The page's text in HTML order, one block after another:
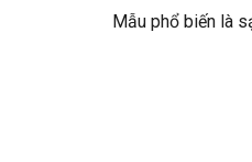
Mẫu phổ biến là